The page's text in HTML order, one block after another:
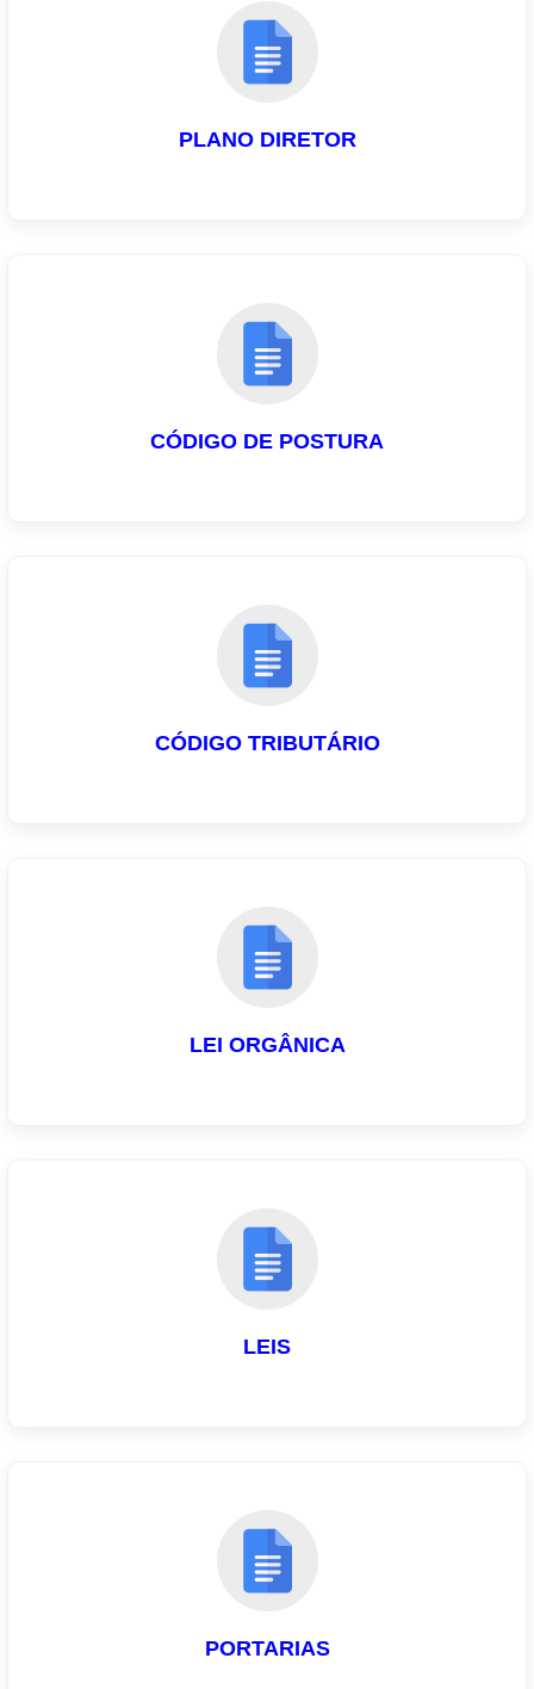
PLANO DIRETOR
CÓDIGO DE POSTURA
CÓDIGO TRIBUTÁRIO
LEI ORGÂNICA
LEIS
PORTARIAS